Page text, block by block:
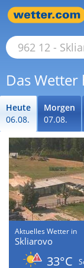
Das
Heute
06.08.
Morgen
07.08.
Aktuelles Wetter in
Skliarovo
33°C